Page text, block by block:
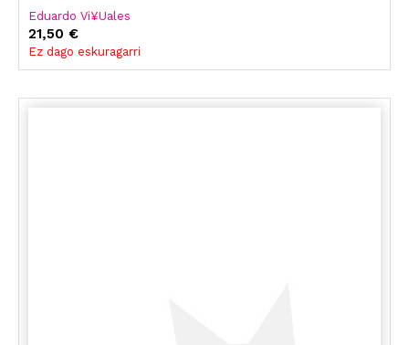
Eduardo Vi¥Uales
21,50 €
Ez dago eskuragarri